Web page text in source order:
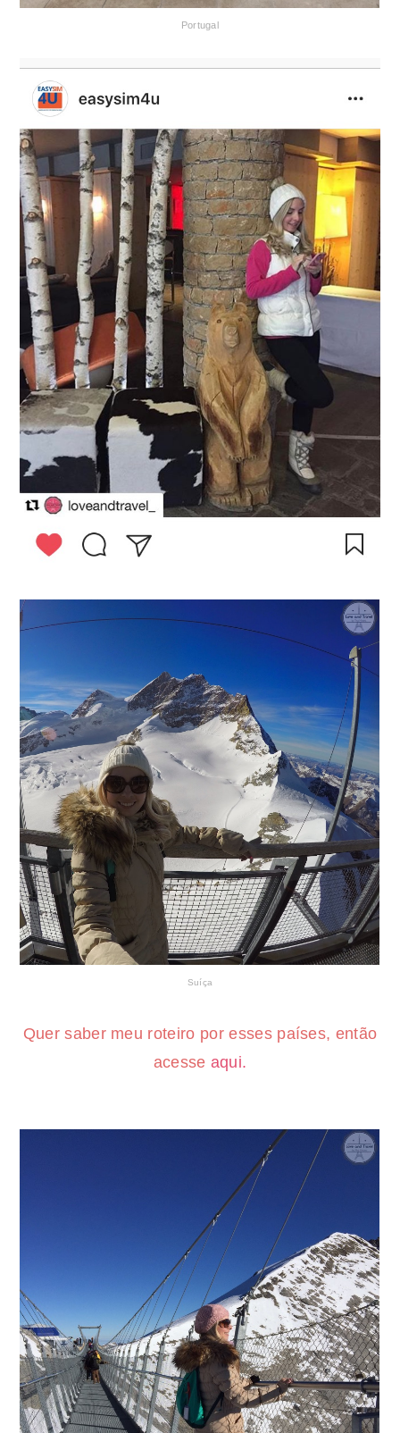
Portugal
Suíça
Quer saber meu roteiro por esses países, então
acesse aqui.